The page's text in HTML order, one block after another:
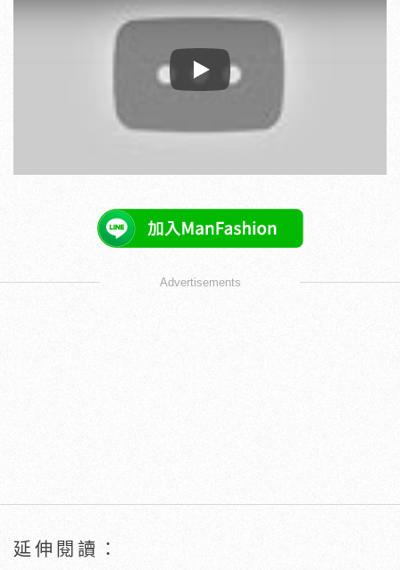
Play
Advertisements
延伸閱讀：